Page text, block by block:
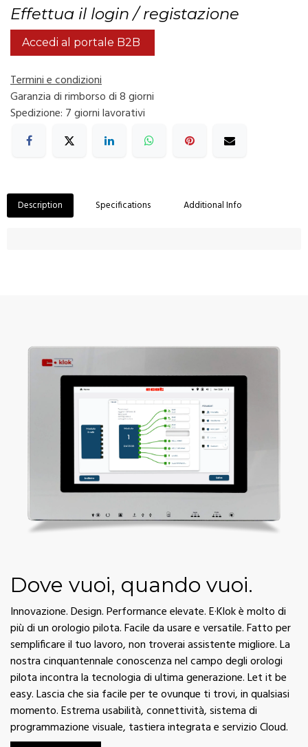
Effettua il login / registazione
Accedi al portale B2B
Termini e condizioni
Garanzia di rimborso di 8 giorni
Spedizione: 7 giorni lavorativi
Description Specifications Additional Info
Dove vuoi, quando vuoi.
Innovazione. Design. Performance elevate. E·Klok è molto di
più di un orologio pilota. Facile da usare e versatile. Fatto per
semplificare il tuo lavoro, non troverai assistente migliore. La
nostra cinquantennale conoscenza nel campo degli orologi
pilota incontra la tecnologia di ultima generazione. Let it be
easy. Lascia che sia facile per te ovunque ti trovi, in qualsiasi
momento. Estrema usabilità, connettività, sistema di
programmazione visuale, tastiera integrata e servizio Cloud.